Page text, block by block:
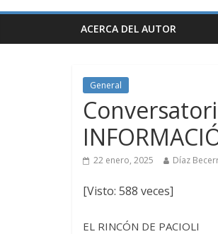
ACERCA DEL AUTOR
General
22 enero, 2025 Díaz
[Visto: 588 veces]
EL RINCÓN DE PACIOLI